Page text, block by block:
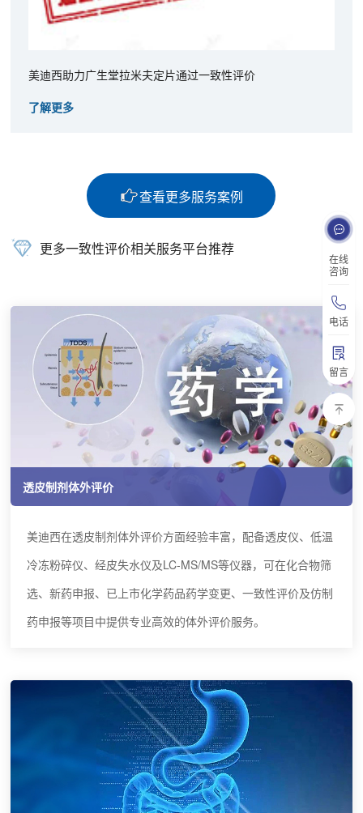
在线
咨询
电话
留言
美迪西助力广生堂拉米夫定片通过一致性评价
了解更多
查看更多服务案例
更多一致性评价相关服务平台推荐
透皮制剂体外评价
美迪西在透皮制剂体外评价方面经验丰富，配备透皮仪、低温
冷冻粉碎仪、经皮失水仪及LC-MS/MS等仪器，可在化合物筛
选、新药申报、已上市化学药品药学变更、一致性评价及仿制
药申报等项目中提供专业高效的体外评价服务。